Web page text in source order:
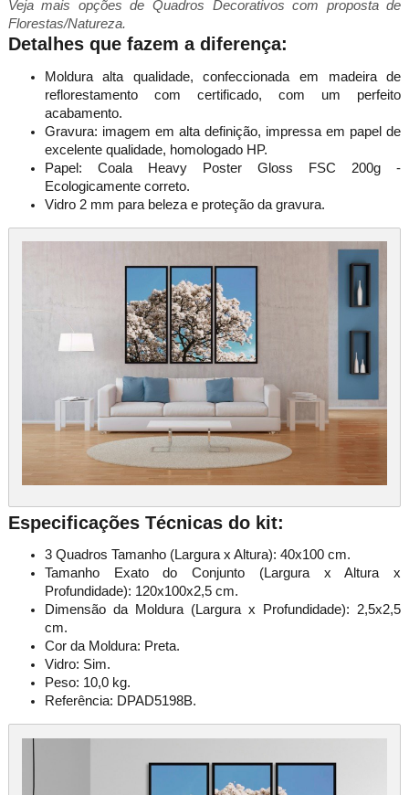
Veja mais opções de Quadros Decorativos com proposta de
Florestas/Natureza.
Detalhes que fazem a diferença:
Moldura alta qualidade, confeccionada em madeira de
reflorestamento com certificado, com um perfeito
acabamento.
Gravura: imagem em alta definição, impressa em papel de
excelente qualidade, homologado HP.
Papel: Coala Heavy Poster Gloss FSC 200g -
Ecologicamente correto.
Vidro 2 mm para beleza e proteção da gravura.
Especificações Técnicas do kit:
3 Quadros Tamanho (Largura x Altura): 40x100 cm.
Tamanho Exato do Conjunto (Largura x Altura x
Profundidade): 120x100x2,5 cm.
Dimensão da Moldura (Largura x Profundidade): 2,5x2,5
cm.
Cor da Moldura: Preta.
Vidro: Sim.
Peso: 10,0 kg.
Referência: DPAD5198B.